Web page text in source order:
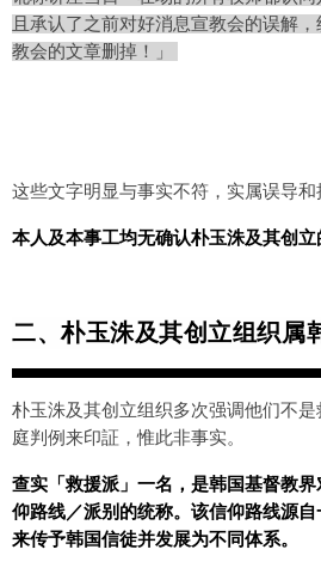
且承认了之前对好消息宣教会的误解
教会的文章删掉！」
这些文字明显与事实不符，实属误导和
本人及本事工均无确认朴玉洙及其创立
二、朴玉洙及其创立组织属
朴玉洙及其创立组织多次强调他们不
庭判例来印証，惟此非事实。
查实「救援派」一名，是韩国基督教
仰路线／派别的统称。该信仰路线源
来传予韩国信徒并发展为不同体系。